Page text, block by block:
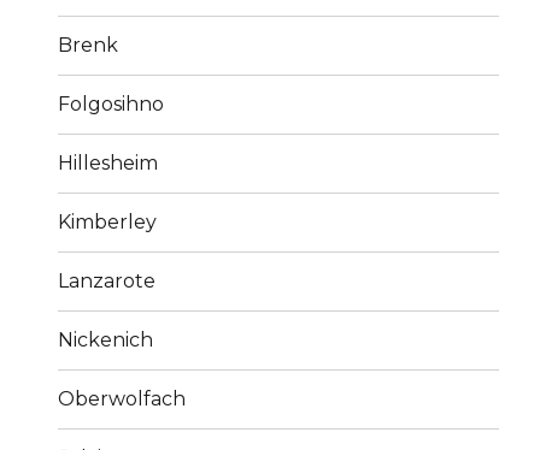
Brenk
Folgosihno
Hillesheim
Kimberley
Lanzarote
Nickenich
Oberwolfach